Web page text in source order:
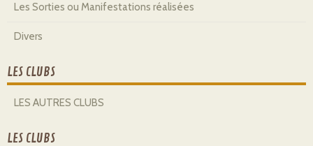
Les Sorties ou Manifestations réalisées
Divers
LES CLUBS
LES AUTRES CLUBS
LES CLUBS